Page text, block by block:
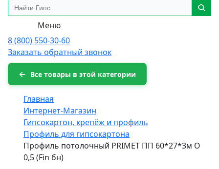
Меню
8 (800) 550-30-60
Заказать обратный звонок
Все товары в этой категории
Главная
Интернет-Магазин
Гипсокартон, крепёж и профиль
Профиль для гипсокартона
Профиль потолочный PRIMET ПП 60*27*3м O
0,5 (Fin бн)